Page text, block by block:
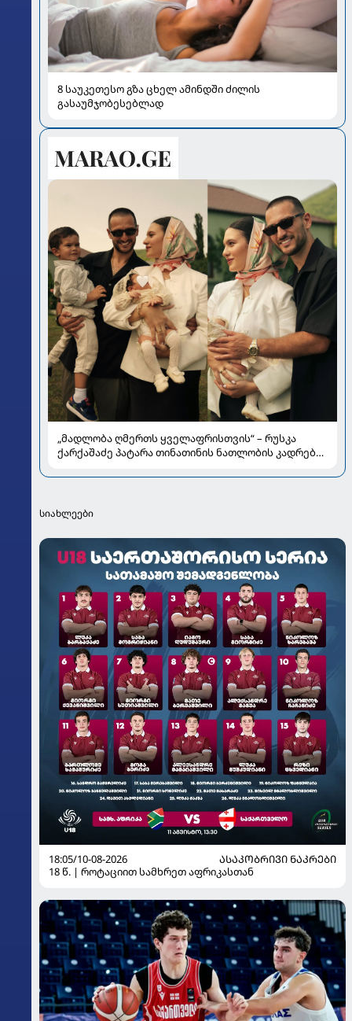
8 საუკეთესო გზა ცხელ ამინდში ძილის
გასაუმჯობესებლად
„მადლობა ღმერთს ყველაფრისთვის“ – რუსკა
ქარქაშაძე პატარა თინათინის ნათლობის კადრებს
სიახლეები
18:05/10-08-2026
ᲐᲡᲐᲙᲝᲑᲠᲘᲕᲘ ᲜᲐᲙᲠᲔᲑᲘ
18 წ. | როტაციით სამხრეთ აფრიკასთან